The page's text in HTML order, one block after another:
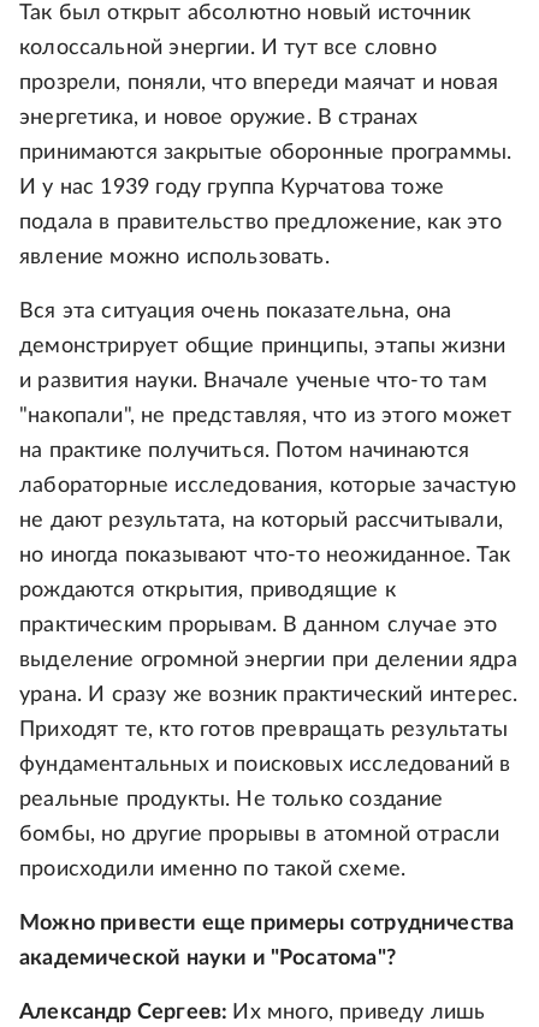
Так был открыт абсолютно новый источник
колоссальной энергии. И тут все словно
прозрели, поняли, что впереди маячат и новая
энергетика, и новое оружие. В странах
принимаются закрытые оборонные программы.
И у нас 1939 году группа Курчатова тоже
подала в правительство предложение, как это
явление можно использовать.
Вся эта ситуация очень показательна, она
демонстрирует общие принципы, этапы жизни
и развития науки. Вначале ученые что-то там
"накопали", не представляя, что из этого может
на практике получиться. Потом начинаются
лабораторные исследования, которые зачастую
не дают результата, на который рассчитывали,
но иногда показывают что-то неожиданное. Так
рождаются открытия, приводящие к
практическим прорывам. В данном случае это
выделение огромной энергии при делении ядра
урана. И сразу же возник практический интерес.
Приходят те, кто готов превращать результаты
фундаментальных и поисковых исследований в
реальные продукты. Не только создание
бомбы, но другие прорывы в атомной отрасли
происходили именно по такой схеме.
Можно привести еще примеры сотрудничества
академической науки и "Росатома"?
Александр Сергеев: Их много, приведу лишь